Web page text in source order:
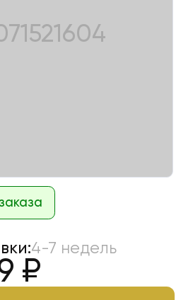
4-7 недель
₽